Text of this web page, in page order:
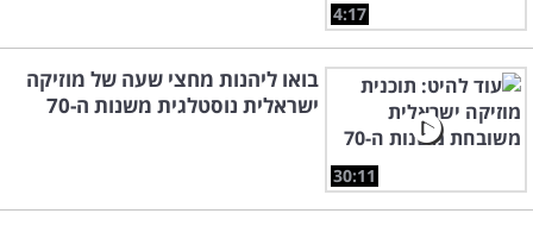
4:17
30:11
בואו ליהנות מחצי שעה של מוזיקה
ישראלית נוסטלגית משנות ה-70